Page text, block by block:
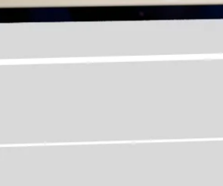
nahtlos und authentisch –
präzise